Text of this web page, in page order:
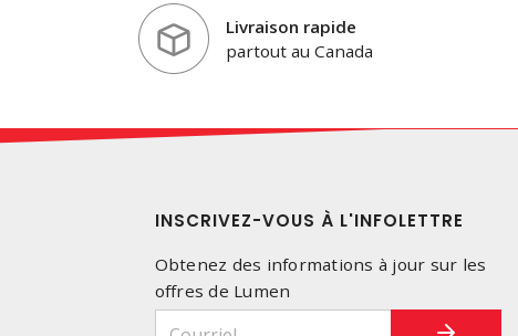
Livraison rapide
partout au Canada
INSCRIVEZ-VOUS À L'INFOLETTRE
Obtenez des informations à jour sur les
offres de Lumen